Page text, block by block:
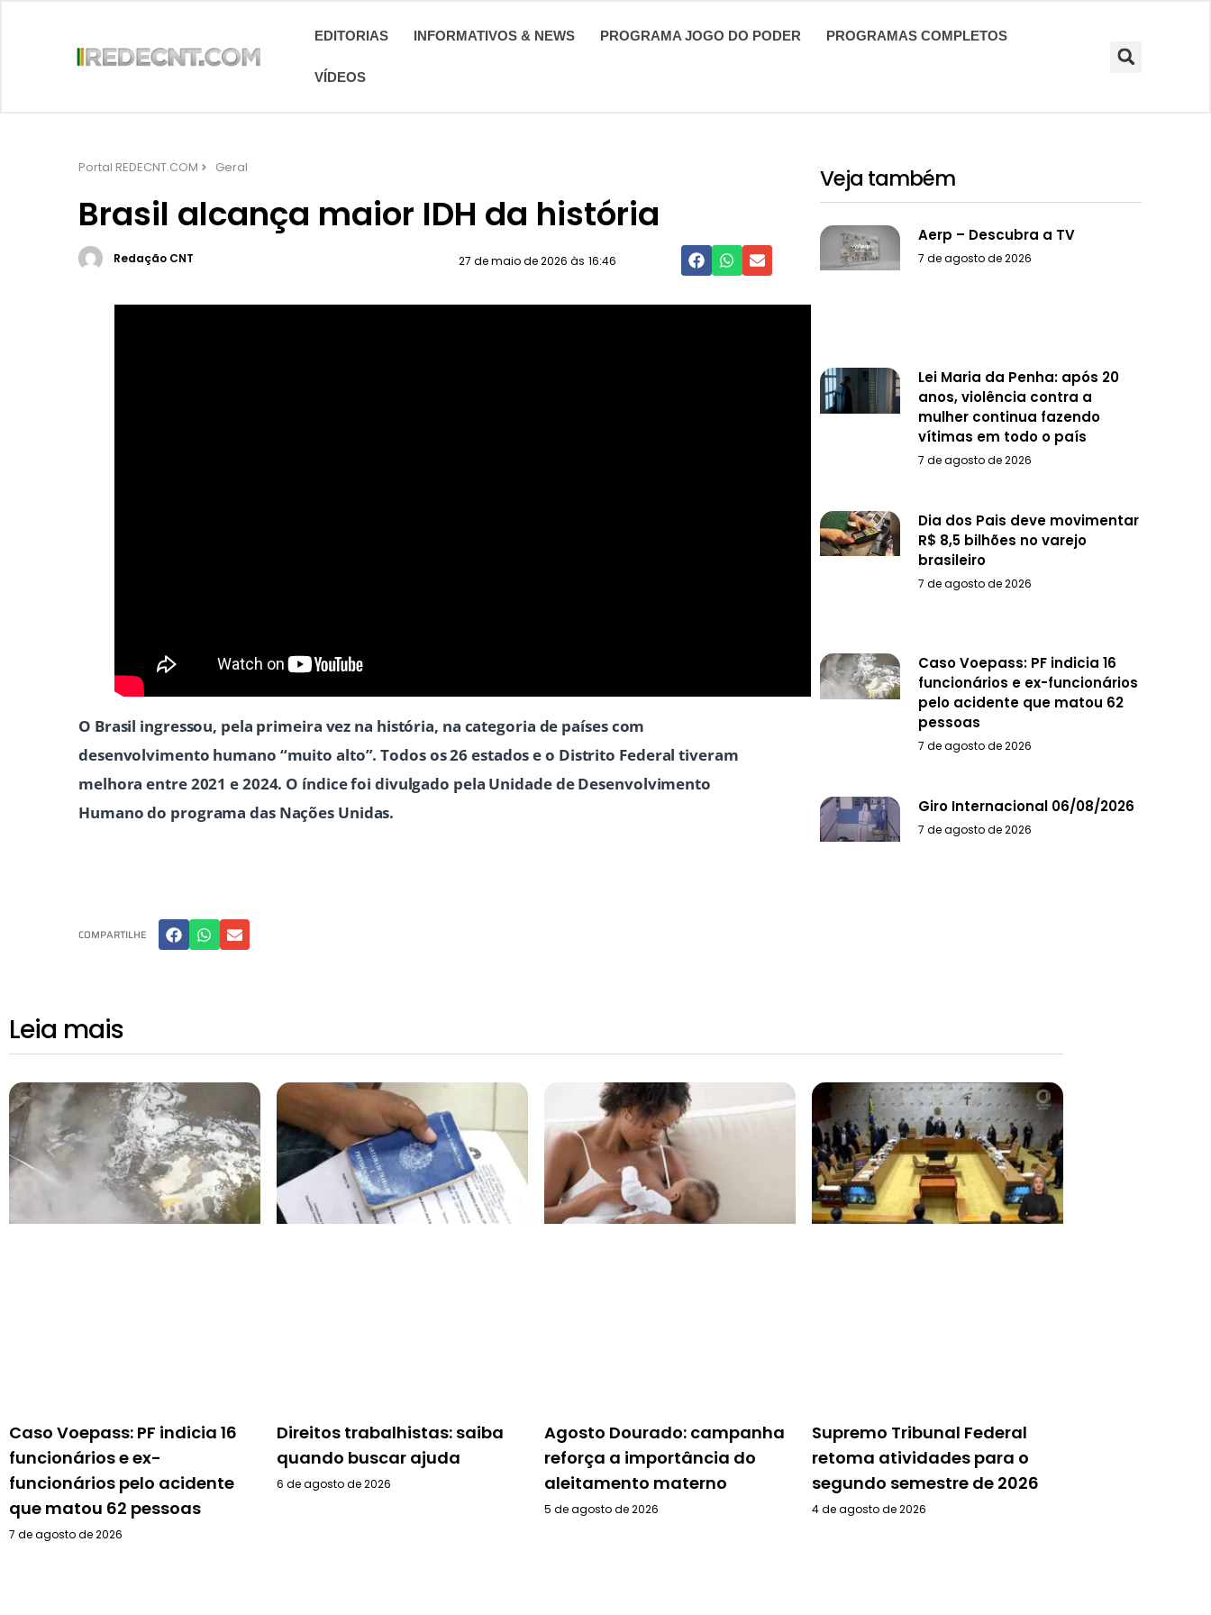
EDITORIAS INFORMATIVOS & NEWS PROGRAMA JOGO DO PODER PROGRAMAS COMPLETOS
VÍDEOS
Portal REDECNT.COM Geral
Brasil alcança maior IDH da história
Redação CNT 27 de maio de 2026 às 16:46
O Brasil ingressou, pela primeira vez na história, na categoria de países com
desenvolvimento humano “muito alto”. Todos os 26 estados e o Distrito Federal tiveram
melhora entre 2021 e 2024. O índice foi divulgado pela Unidade de Desenvolvimento
Humano do programa das Nações Unidas.
COMPARTILHE
Veja também
Aerp – Descubra a TV
7 de agosto de 2026
Lei Maria da Penha: após 20
anos, violência contra a
mulher continua fazendo
vítimas em todo o país
7 de agosto de 2026
Dia dos Pais deve movimentar
R$ 8,5 bilhões no varejo
brasileiro
7 de agosto de 2026
Caso Voepass: PF indicia 16
funcionários e ex-funcionários
pelo acidente que matou 62
pessoas
7 de agosto de 2026
Giro Internacional 06/08/2026
7 de agosto de 2026
Leia mais
Caso Voepass: PF indicia 16
funcionários e ex-
funcionários pelo acidente
que matou 62 pessoas
7 de agosto de 2026
Direitos trabalhistas: saiba
quando buscar ajuda
6 de agosto de 2026
Agosto Dourado: campanha
reforça a importância do
aleitamento materno
5 de agosto de 2026
Supremo Tribunal Federal
retoma atividades para o
segundo semestre de 2026
4 de agosto de 2026